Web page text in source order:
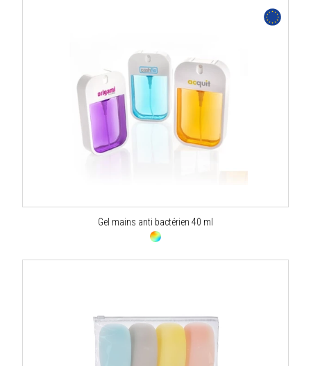
Gel mains anti bactérien 40 ml